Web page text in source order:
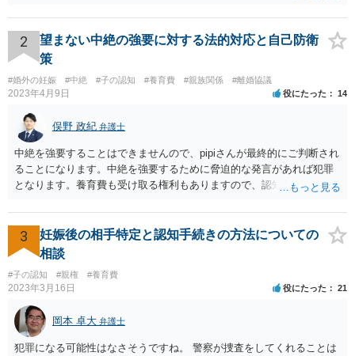
2
望まない中絶の強要に対する法的対応と自己防衛
策
#婚外の妊娠 #中絶 #子の認知 #養育費 #親族関係 #離婚協議
2023年4月9日 役にたった 14
俣野 政紀 弁護士
中絶を強要することはできませんので、pipiさんが最終的にご判断され
ることになります。中絶を強要するために脅迫的な発言があれば犯罪
となります。養育費も受け取る権利もありますので、認知等につきお
勧めします。
3
妊娠後の相手特定と認知手続きの方法についての
相談
#子の認知 #親権 #養育費
2023年3月16日 役にたった 21
岡本 卓大 弁護士
犯罪になる可能性はなさそうですね。 警察が捜査をしてくれることは